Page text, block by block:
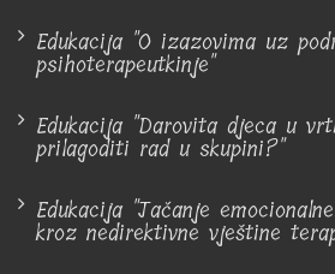
Edukacija "O izazovima uz
psihoterapeutkinje"
Edukacija "Darovita djeca u
prilagoditi rad u skupini?"
Edukacija "Jačanje
kroz nedirektivne vještine